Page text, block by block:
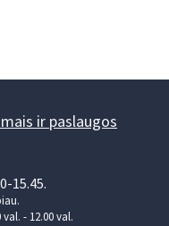
ir paslaugos
15.45.
- 12.00 val.